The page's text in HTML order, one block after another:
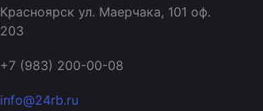
Красноярск ул. Маерчака, 101 оф.
203
+7 (983) 200-00-08
info@24rb.ru